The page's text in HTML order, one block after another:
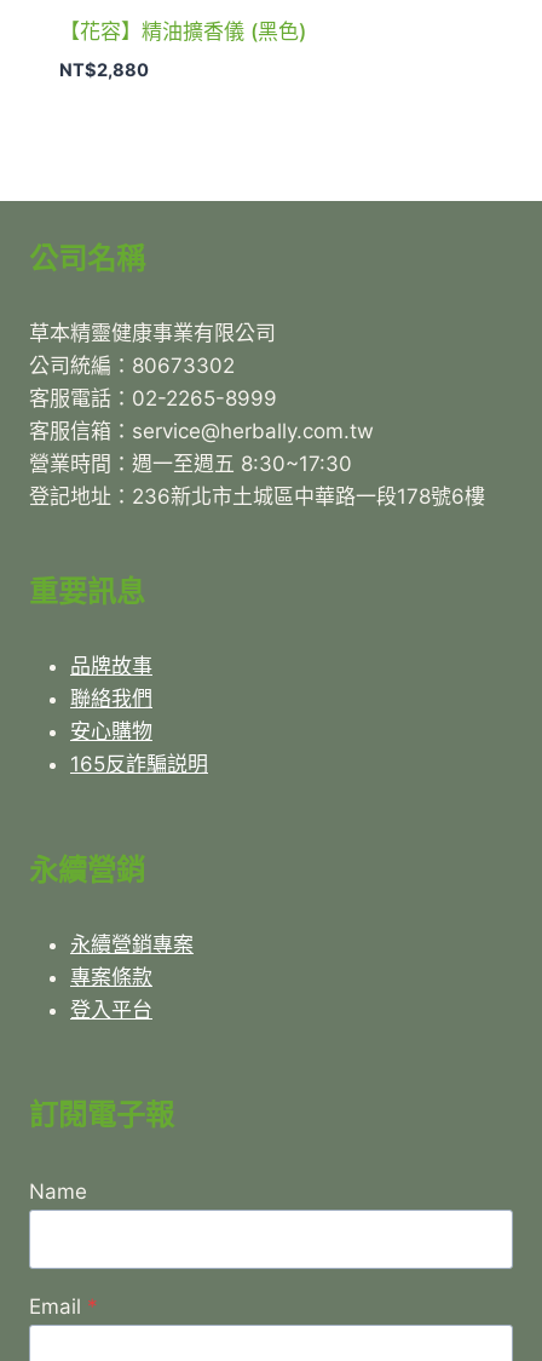
【花容】精油擴香儀 (黑色)
NT$2,880
公司名稱
草本精靈健康事業有限公司
公司統編：80673302
客服電話：02-2265-8999
客服信箱：service@herbally.com.tw
營業時間：週一至週五 8:30~17:30
登記地址：236新北市土城區中華路一段178號6樓
重要訊息
品牌故事
聯絡我們
安心購物
165反詐騙説明
永續營銷
永續營銷專案
專案條款
登入平台
訂閱電子報
Name
Email *